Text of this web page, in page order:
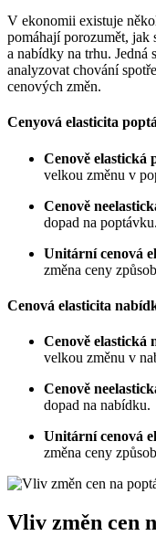
V ekonomii existuje
pomáhají porozumět, jak
a nabídky na trhu. Jedná
analyzovat chování
cenových změn.
Cenyová elasticita
Cenově elastická
velkou změnu v
Cenově
dopad na poptávku.
Unitární cenová
změna ceny
Cenová elasticita
Cenově elastická
velkou změnu v
Cenově
dopad na nabídku.
Unitární cenová
změna ceny
Vliv změn cen